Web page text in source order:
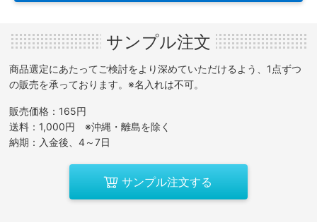
サンプル注文
商品選定にあたってご検討をより深めていただけるよう、1点ずつ
の販売を承っております。※名入れは不可。
販売価格：165円
送料：1,000円 ※沖縄・離島を除く
納期：入金後、4～7日
サンプル注文する